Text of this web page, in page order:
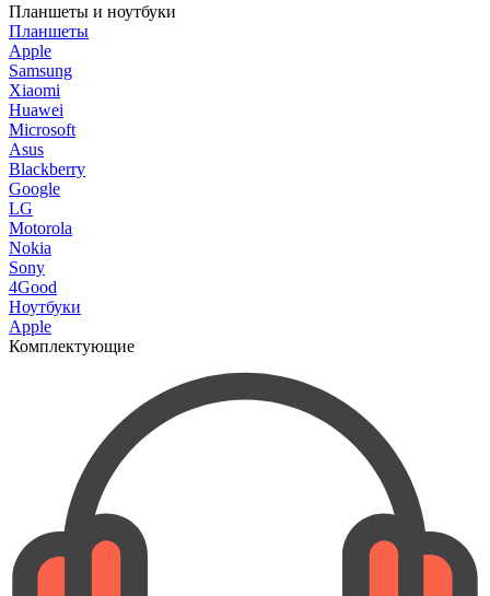
Планшеты и ноутбуки
Планшеты
Apple
Samsung
Xiaomi
Huawei
Microsoft
Asus
Blackberry
Google
LG
Motorola
Nokia
Sony
4Good
Ноутбуки
Apple
Комплектующие